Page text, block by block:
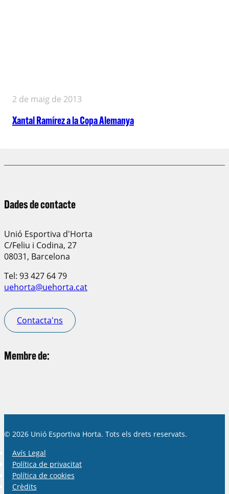
2 de maig de 2013
Xantal Ramírez a la Copa Alemanya
Dades de contacte
Unió Esportiva d'Horta
C/Feliu i Codina, 27
08031, Barcelona
Tel: 93 427 64 79
uehorta@uehorta.cat
Contacta'ns
Membre de:
© 2026 Unió Esportiva Horta. Tots els drets reservats.
Avís Legal
Política de privacitat
Política de cookies
Crèdits